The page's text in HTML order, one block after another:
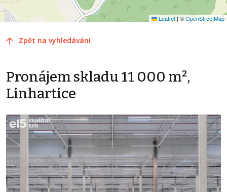
Leaflet | ©OpenStreetMap
Zpět na vyhledávání
Pronájem skladu 11 000 m²,
Linhartice